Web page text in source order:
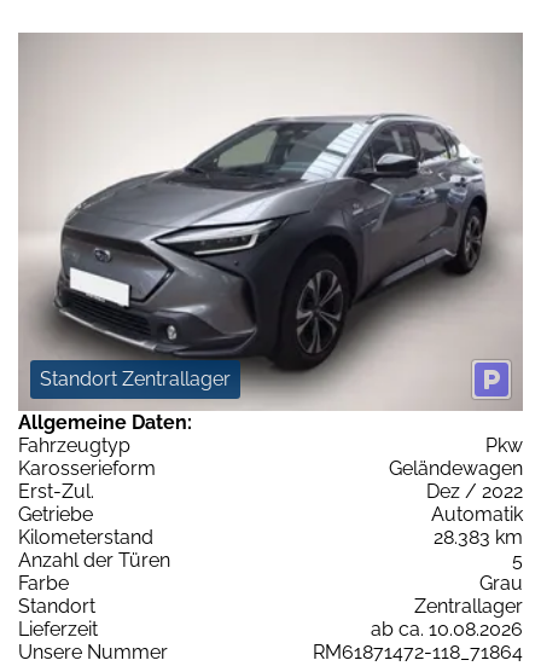
Standort Zentrallager
Allgemeine Daten:
Fahrzeugtyp
Pkw
Karosserieform
Geländewagen
Erst-Zul.
Dez / 2022
Getriebe
Automatik
Kilometerstand
28.383 km
Anzahl der Türen
5
Farbe
Grau
Standort
Zentrallager
Lieferzeit
ab ca. 10.08.2026
Unsere Nummer
RM61871472-118_71864